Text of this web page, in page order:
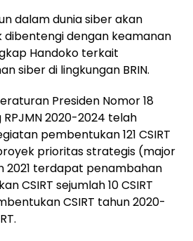
dalam dunia siber akan
dibentengi dengan keamanan
Handoko terkait
siber di lingkungan BRIN.
Presiden Nomor 18
2020-2024 telah
pembentukan 121 CSIRT
prioritas strategis (major
2021 terdapat penambahan
CSIRT sejumlah 10 CSIRT
CSIRT tahun 2020-